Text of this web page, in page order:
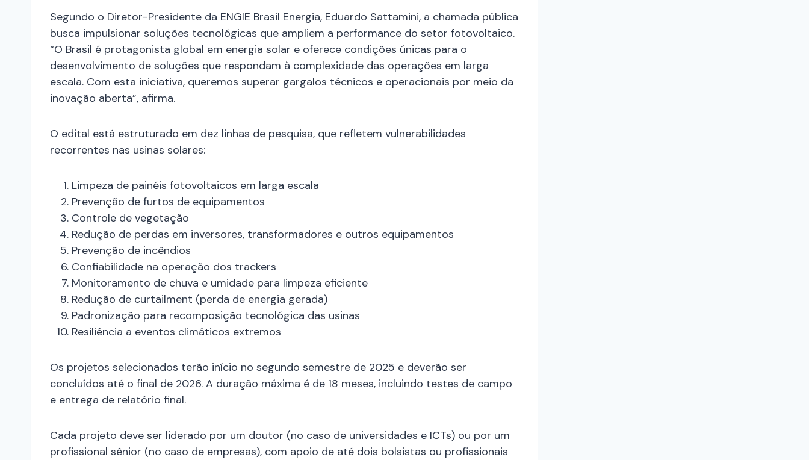
Segundo o Diretor-Presidente da ENGIE Brasil Energia, Eduardo Sattamini, a chamada pública
busca impulsionar soluções tecnológicas que ampliem a performance do setor fotovoltaico.
“O Brasil é protagonista global em energia solar e oferece condições únicas para o
desenvolvimento de soluções que respondam à complexidade das operações em larga
escala. Com esta iniciativa, queremos superar gargalos técnicos e operacionais por meio da
inovação aberta”, afirma.
O edital está estruturado em dez linhas de pesquisa, que refletem vulnerabilidades
recorrentes nas usinas solares:
Limpeza de painéis fotovoltaicos em larga escala
Prevenção de furtos de equipamentos
Controle de vegetação
Redução de perdas em inversores, transformadores e outros equipamentos
Prevenção de incêndios
Confiabilidade na operação dos trackers
Monitoramento de chuva e umidade para limpeza eficiente
Redução de curtailment (perda de energia gerada)
Padronização para recomposição tecnológica das usinas
Resiliência a eventos climáticos extremos
Os projetos selecionados terão início no segundo semestre de 2025 e deverão ser
concluídos até o final de 2026. A duração máxima é de 18 meses, incluindo testes de campo
e entrega de relatório final.
Cada projeto deve ser liderado por um doutor (no caso de universidades e ICTs) ou por um
profissional sênior (no caso de empresas), com apoio de até dois bolsistas ou profissionais